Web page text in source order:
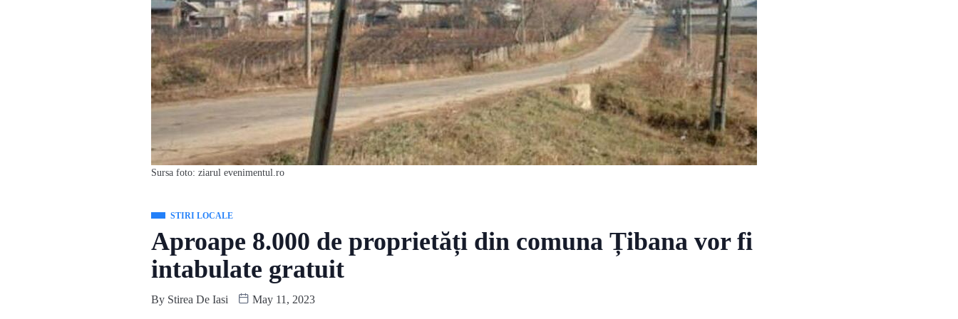
Sursa foto: ziarul evenimentul.ro
STIRI LOCALE
Aproape 8.000 de proprietăți din comuna Țibana vor fi
intabulate gratuit
By Stirea De Iasi May 11, 2023